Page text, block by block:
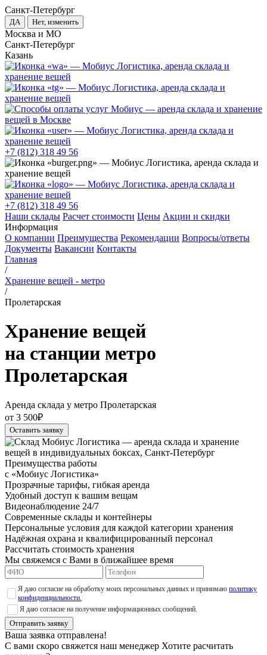
Санкт-Петербург
ДА Нет, изменить
Москва и МО
Санкт-Петербург
Казань
+7 (812) 318 49 56
+7 (812) 318 49 56
Наши склады Расчет стоимости Цены Акции и скидки
Информация
О компании Преимущества Рекомендации Вопросы/ответы
Документы Вакансии Контакты
Главная
/
Хранение вещей - метро
/
Пролетарская
Хранение вещей
на станции метро
Пролетарская
Аренда склада у метро Пролетарская
от 3 500₽
Оставить заявку
Преимущества работы
с «Мобиус Логистика»
Прозрачные тарифы, гибкая аренда
Удобный доступ к вашим вещам
Видеонаблюдение 24/7
Современные склады и контейнеры
Персональные условия для каждой категории хранения
Надёжная охрана и квалифицированный персонал
Рассчитать стоимость хранения
Мы свяжемся с Вами в ближайшее время
Я даю согласие на обработку моих персональных данных и принимаюполитику
конфиденциальности.
Я даю согласие на получение информационных сообщений.
Отправить заявку
Ваша заявка отправлена!
С вами скоро свяжется наш менеджер Хотите расчитать